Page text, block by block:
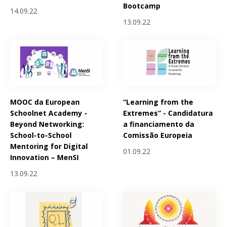
14.09.22
Bootcamp
13.09.22
MOOC da European
Schoolnet Academy -
Beyond Networking:
School-to-School
Mentoring for Digital
Innovation – MenSI
13.09.22
“Learning from the
Extremes” - Candidatura
a financiamento da
Comissão Europeia
01.09.22